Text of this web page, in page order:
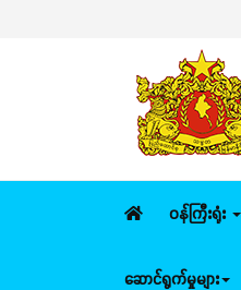
ဝန်ကြီးရုံး
ဆောင်ရွက်မှုများ